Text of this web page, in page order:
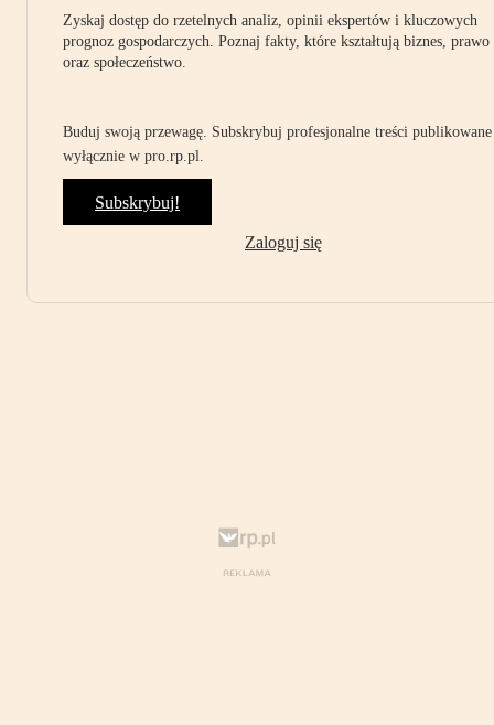
Zyskaj dostęp do rzetelnych analiz, opinii ekspertów i kluczowych
prognoz gospodarczych. Poznaj fakty, które kształtują biznes, prawo
oraz społeczeństwo.
Buduj swoją przewagę. Subskrybuj profesjonalne treści publikowane
wyłącznie w pro.rp.pl.
Subskrybuj!
Zaloguj się